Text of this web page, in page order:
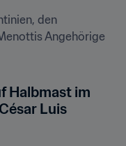
den
Angehörige
Halbmast im
Luis